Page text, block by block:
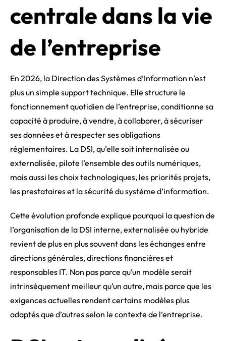
centrale dans la vie
de l’entreprise
En 2026, la Direction des Systèmes d’Information n’est
plus un simple support technique. Elle structure le
fonctionnement quotidien de l’entreprise, conditionne sa
capacité à produire, à vendre, à collaborer, à sécuriser
ses données et à respecter ses obligations
réglementaires. La DSI, qu’elle soit internalisée ou
externalisée, pilote l’ensemble des outils numériques,
mais aussi les choix technologiques, les priorités projets,
les prestataires et la sécurité du système d’information.
Cette évolution profonde explique pourquoi la question de
l’organisation de la DSI interne, externalisée ou hybride
revient de plus en plus souvent dans les échanges entre
directions générales, directions financières et
responsables IT. Non pas parce qu’un modèle serait
intrinsèquement meilleur qu’un autre, mais parce que les
exigences actuelles rendent certains modèles plus
adaptés que d’autres selon le contexte de l’entreprise.